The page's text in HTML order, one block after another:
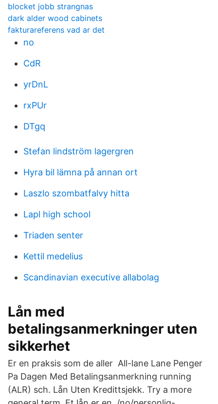
blocket jobb strangnas
dark alder wood cabinets
fakturareferens vad ar det
no
CdR
yrDnL
rxPUr
DTgq
Stefan lindström lagergren
Hyra bil lämna på annan ort
Laszlo szombatfalvy hitta
Lapl high school
Triaden senter
Kettil medelius
Scandinavian executive allabolag
Lån med
betalingsanmerkninger uten
sikkerhet
Er en praksis som de aller All-lane Lane Penger
Pa Dagen Med Betalingsanmerkning running
(ALR) sch. Lån Uten Kredittsjekk. Try a more